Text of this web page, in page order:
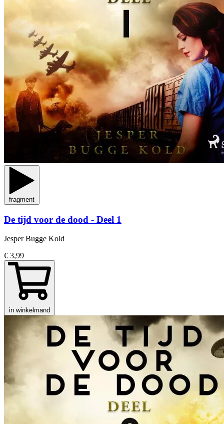
fragment
De tijd voor de dood - Deel 1
Jesper Bugge Kold
€ 3,99
in winkelmand